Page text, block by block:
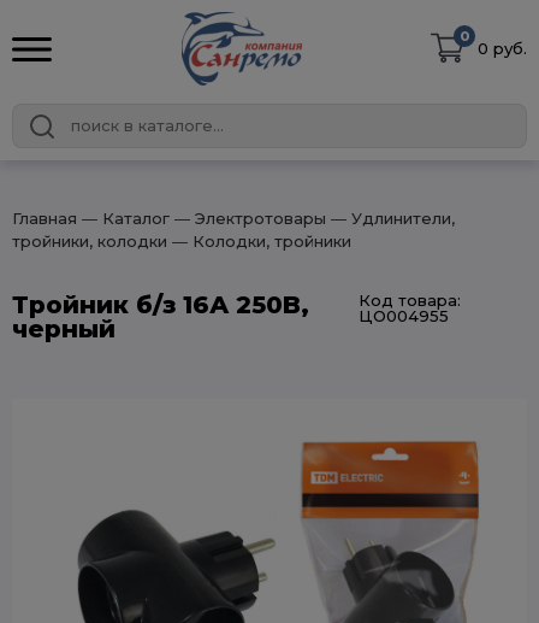
0
0 руб.
Главная ― Каталог ― Электротовары ― Удлинители,
тройники, колодки ― Колодки, тройники
Тройник б/з 16А 250B,
черный
Код товара:
ЦО004955